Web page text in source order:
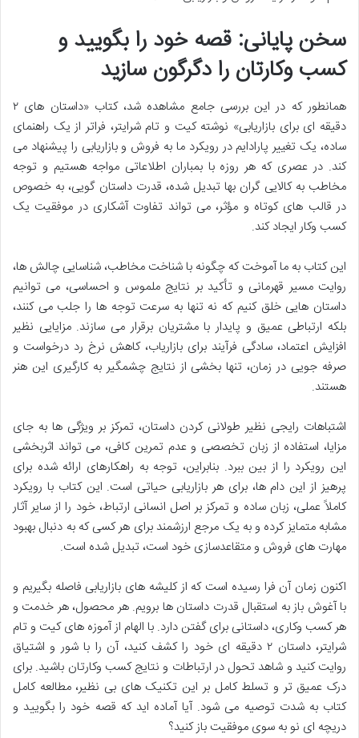
سخن پایانی: قصه خود را بگویید و
کسب وکارتان را دگرگون سازید
همانطور که در این بررسی جامع مشاهده شد، کتاب «داستان های ۲
دقیقه ای برای بازاریابی» نوشته کیت و تام شرایتر، فراتر از یک راهنمای
ساده، یک تغییر پارادایم در رویکرد ما به فروش و بازاریابی را پیشنهاد می
کند. در عصری که هر روزه با بمباران اطلاعاتی مواجه هستیم و توجه
مخاطب به کالایی گران بها تبدیل شده، قدرت داستان گویی، به خصوص
در قالب های کوتاه و مؤثر، می تواند تفاوت آشکاری در موفقیت یک
کسب وکار ایجاد کند.
این کتاب به ما آموخت که چگونه با شناخت مخاطب، شناسایی چالش ها،
روایت مسیر قهرمانی و تأکید بر نتایج ملموس و احساسی، می توانیم
داستان هایی خلق کنیم که نه تنها به سرعت توجه ها را جلب می کنند،
بلکه ارتباطی عمیق و پایدار با مشتریان برقرار می سازند. مزایایی نظیر
افزایش اعتماد، سادگی فرآیند برای بازاریاب، کاهش نرخ رد درخواست و
صرفه جویی در زمان، تنها بخشی از نتایج چشمگیر به کارگیری این هنر
هستند.
اشتباهات رایجی نظیر طولانی کردن داستان، تمرکز بر ویژگی ها به جای
مزایا، استفاده از زبان تخصصی و عدم تمرین کافی، می تواند اثربخشی
این رویکرد را از بین ببرد. بنابراین، توجه به راهکارهای ارائه شده برای
پرهیز از این دام ها، برای هر بازاریابی حیاتی است. این کتاب با رویکرد
کاملاً عملی، زبان ساده و تمرکز بر اصل انسانی ارتباط، خود را از سایر آثار
مشابه متمایز کرده و به یک مرجع ارزشمند برای هر کسی که به دنبال بهبود
مهارت های فروش و متقاعدسازی خود است، تبدیل شده است.
اکنون زمان آن فرا رسیده است که از کلیشه های بازاریابی فاصله بگیریم و
با آغوش باز به استقبال قدرت داستان ها برویم. هر محصول، هر خدمت و
هر کسب وکاری، داستانی برای گفتن دارد. با الهام از آموزه های کیت و تام
شرایتر، داستان ۲ دقیقه ای خود را کشف کنید، آن را با شور و اشتیاق
روایت کنید و شاهد تحول در ارتباطات و نتایج کسب وکارتان باشید. برای
درک عمیق تر و تسلط کامل بر این تکنیک های بی نظیر، مطالعه کامل
کتاب به شدت توصیه می شود. آیا آماده اید که قصه خود را بگویید و
دریچه ای نو به سوی موفقیت باز کنید؟